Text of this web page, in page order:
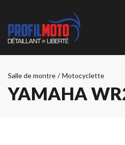
Salle de montre / Motocyclette
YAMAHA